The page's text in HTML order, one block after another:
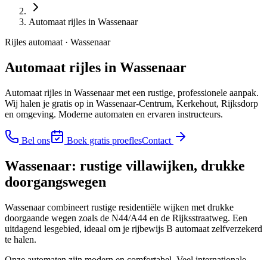
Automaat rijles in Wassenaar
Rijles automaat · Wassenaar
Automaat rijles in Wassenaar
Automaat rijles in Wassenaar met een rustige, professionele aanpak.
Wij halen je gratis op in Wassenaar-Centrum, Kerkehout, Rijksdorp
en omgeving. Moderne automaten en ervaren instructeurs.
Bel ons Boek gratis proeflesContact
Wassenaar: rustige villawijken, drukke
doorgangswegen
Wassenaar combineert rustige residentiële wijken met drukke
doorgaande wegen zoals de N44/A44 en de Rijksstraatweg. Een
uitdagend lesgebied, ideaal om je rijbewijs B automaat zelfverzekerd
te halen.